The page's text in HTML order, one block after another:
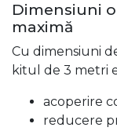
Dimensiuni
maximă
Cu dimensiuni
kitul de 3 metri
acoperire
reducere